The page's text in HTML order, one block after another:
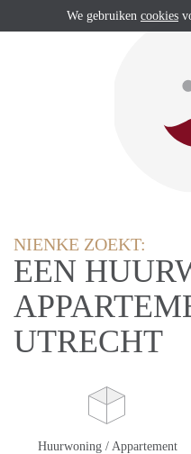
NIENKE ZOEKT:
EEN
UTRECHT
Huurwoning / Appartement
We gebruiken cookies